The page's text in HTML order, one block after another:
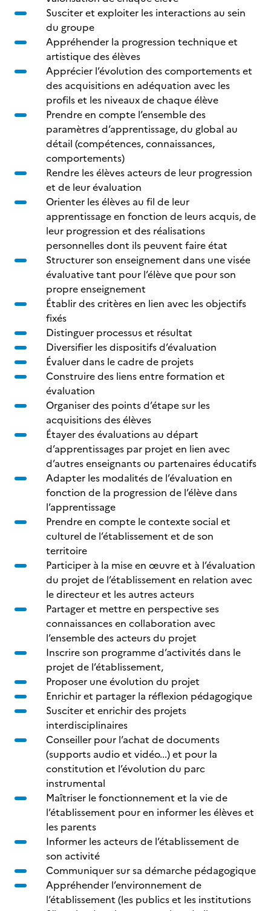
Susciter et exploiter les interactions au sein
du groupe
Appréhender la progression technique et
artistique des élèves
Apprécier l’évolution des comportements et
des acquisitions en adéquation avec les
profils et les niveaux de chaque élève
Prendre en compte l’ensemble des
paramètres d’apprentissage, du global au
détail (compétences, connaissances,
comportements)
Rendre les élèves acteurs de leur progression
et de leur évaluation
Orienter les élèves au fil de leur
apprentissage en fonction de leurs acquis, de
leur progression et des réalisations
personnelles dont ils peuvent faire état
Structurer son enseignement dans une visée
évaluative tant pour l’élève que pour son
propre enseignement
Établir des critères en lien avec les objectifs
fixés
Distinguer processus et résultat
Diversifier les dispositifs d’évaluation
Évaluer dans le cadre de projets
Construire des liens entre formation et
évaluation
Organiser des points d’étape sur les
acquisitions des élèves
Étayer des évaluations au départ
d’apprentissages par projet en lien avec
d’autres enseignants ou partenaires éducatifs
Adapter les modalités de l’évaluation en
fonction de la progression de l’élève dans
l’apprentissage
Prendre en compte le contexte social et
culturel de l’établissement et de son
territoire
Participer à la mise en œuvre et à l’évaluation
du projet de l’établissement en relation avec
le directeur et les autres acteurs
Partager et mettre en perspective ses
connaissances en collaboration avec
l’ensemble des acteurs du projet
Inscrire son programme d’activités dans le
projet de l’établissement,
Proposer une évolution du projet
Enrichir et partager la réflexion pédagogique
Susciter et enrichir des projets
interdisciplinaires
Conseiller pour l’achat de documents
(supports audio et vidéo...) et pour la
constitution et l’évolution du parc
instrumental
Maîtriser le fonctionnement et la vie de
l’établissement pour en informer les élèves et
les parents
Informer les acteurs de l’établissement de
son activité
Communiquer sur sa démarche pédagogique
Appréhender l’environnement de
l’établissement (les publics et les institutions